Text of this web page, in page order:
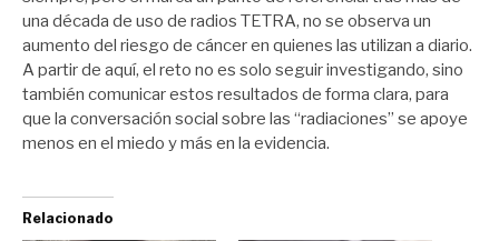
una década de uso de radios TETRA, no se observa un
aumento del riesgo de cáncer en quienes las utilizan a diario.
A partir de aquí, el reto no es solo seguir investigando, sino
también comunicar estos resultados de forma clara, para
que la conversación social sobre las “radiaciones” se apoye
menos en el miedo y más en la evidencia.
Relacionado